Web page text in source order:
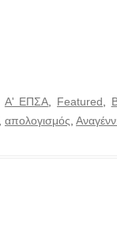
Α' ΕΠΣΑ Featured
απολογισμός